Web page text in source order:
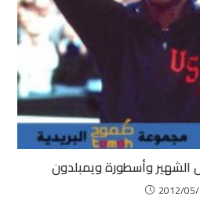
الشهير وأسطورة ويمبلدون
2012/